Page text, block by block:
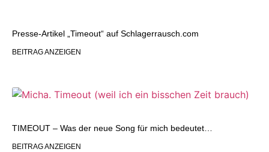
Presse-Artikel „Timeout“ auf Schlagerrausch.com
BEITRAG ANZEIGEN
TIMEOUT – Was der neue Song für mich bedeutet…
BEITRAG ANZEIGEN